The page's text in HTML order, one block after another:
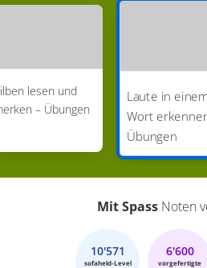
lesen und
– Übungen
Laute in einem
Wort
Übungen
Mit SpassNoten
10'571
sofaheld-Level
6'600
vorgefertigte